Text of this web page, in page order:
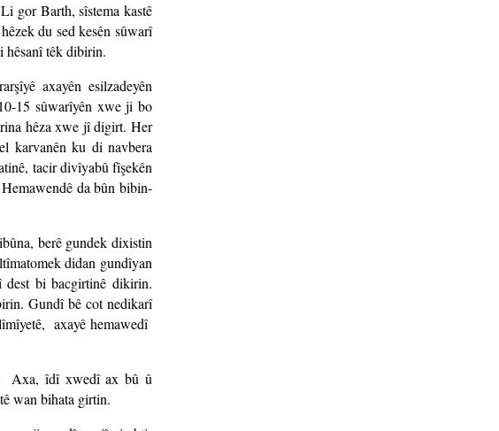
gor Barth, sîstema kastê
du sed kesên sûwarî
hêsanî têk dibirin.
axayên esilzadeyên
15 sûwarîyên xwe ji bo
hêza xwe jî digirt. Her
karvanên ku di navbera
tacir divîyabû fîşekên
da bûn bibin-
berê gundek dixistin
didan gundîyan
bi bacgirtinê dikirin.
Gundî bê cot nedikarî
axayê hemawedî
Axa, îdî xwedî ax bû û
wan bihata girtin.